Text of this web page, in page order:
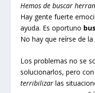
Hemos de buscar
Hay gente fuerte
ayuda. Es oportuno
No hay que reírse de la
Los problemas no se
solucionarlos, pero
terribilizarlas